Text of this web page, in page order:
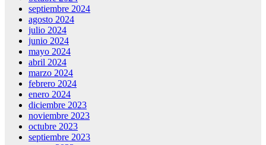
septiembre 2024
agosto 2024
julio 2024
junio 2024
mayo 2024
abril 2024
marzo 2024
febrero 2024
enero 2024
diciembre 2023
noviembre 2023
octubre 2023
septiembre 2023